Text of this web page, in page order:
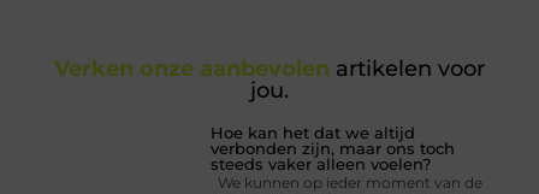
Verken onze aanbevolen artikelen voor
jou.
Hoe kan het dat we altijd
verbonden zijn, maar ons toch
steeds vaker alleen voelen?
We kunnen op ieder moment van de